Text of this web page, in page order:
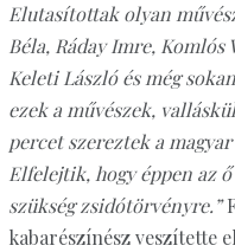
Elutasítottak olyan
Béla, Ráday Imre, Komlós
Keleti László és még
ezek a művészek,
percet szereztek a
Elfelejtik, hogy éppen az
szükség zsidótörvényre.”
kabarészínész veszítette